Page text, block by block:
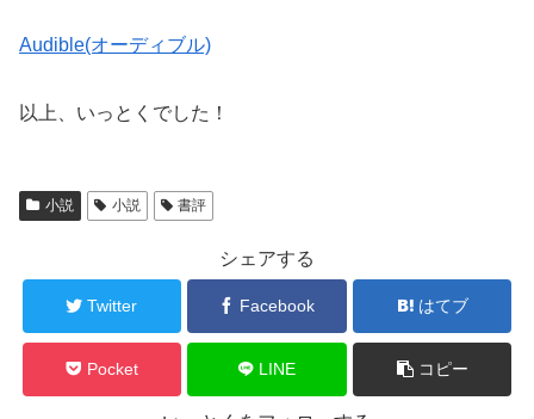
Audible(オーディブル)
以上、いっとくでした！
小説 小説 書評
シェアする
Twitter Facebook はてブ
Pocket LINE コピー